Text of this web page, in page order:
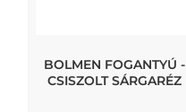
BOLMEN FOGANTYÚ -
CSISZOLT SÁRGARÉZ